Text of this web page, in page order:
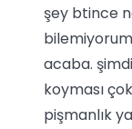
şey btince
acaba.
koyması
pişmanlık